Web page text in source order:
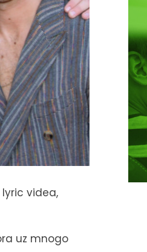
lyric videa,
uz mnogo